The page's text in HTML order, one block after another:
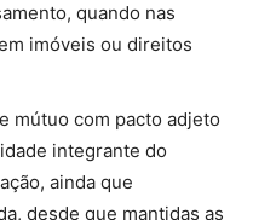
quando nas
imóveis ou direitos
mútuo com pacto adjeto
integrante do
ainda que
desde que mantidas as